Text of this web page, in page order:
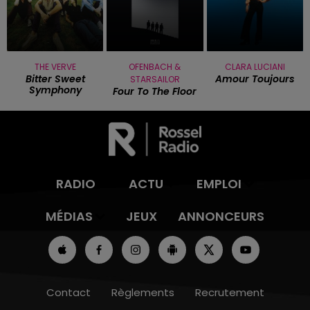
THE VERVE
Bitter Sweet
Symphony
OFENBACH &
STARSAILOR
Four To The Floor
CLARA LUCIANI
Amour Toujours
RADIO ACTU
EMPLOI
MÉDIAS
JEUX ANNONCEURS
Contact Règlements Recrutement